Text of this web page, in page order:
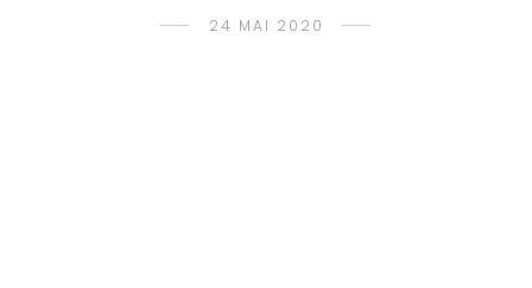
24 MAI 2020